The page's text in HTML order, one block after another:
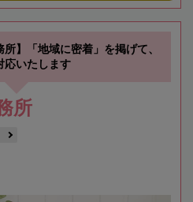
所】「地域に密着」を掲げて、
応いたします
所